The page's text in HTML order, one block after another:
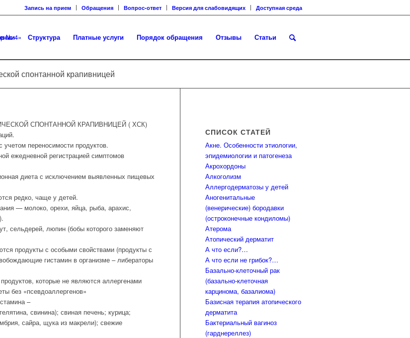
Запись на прием Обращения Вопрос-ответ Версия для слабовидящих Доступная среда
Структура Платные услуги Порядок обращения Отзывы Статьи
спонтанной крапивницей
СПОНТАННОЙ КРАПИВНИЦЕЙ ( ХСК)
переносимости продуктов.
ежедневной регистрацией симптомов
диета с исключением выявленных пищевых
редко, чаще у детей.
— молоко, орехи, яйца, рыба, арахис,
сельдерей, люпин (бобы которого заменяют
продукты с особыми свойствами (продукты с
гистамин в организме – либераторы
которые не являются аллергенами
без «псевдоаллергенов»
–
свинина); свиная печень; курица;
сайра, щука из макрели); свежие
СПИСОК СТАТЕЙ
Акне. Особенности этиологии,
эпидемиологии и патогенеза
Акрохордоны
Алкоголизм
Аллергодерматозы у детей
Аногенитальные
(венерические) бородавки
(остроконечные кондиломы)
Атерома
Атопический дерматит
А что если?…
А что если не грибок?…
Базально-клеточный рак
(базально-клеточная
карцинома, базалиома)
Базисная терапия атопического
дерматита
Бактериальный вагиноз
(гарднереллез)